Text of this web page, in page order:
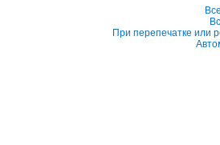
При перепечатке или